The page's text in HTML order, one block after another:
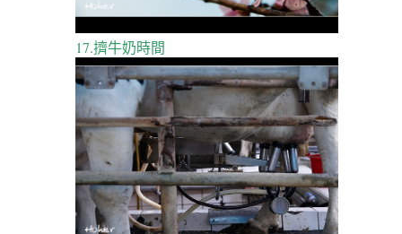
17.擠牛奶時間